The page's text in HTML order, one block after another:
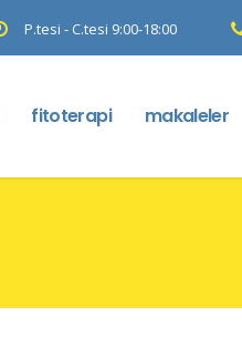
P.tesi - C.tesi 9:00-18:00
fitoterapi makaleler